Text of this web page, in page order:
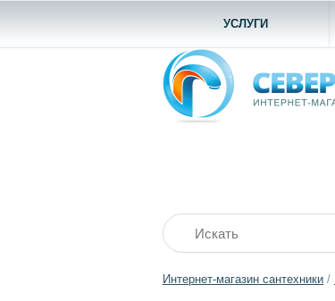
УСЛУГИ
Интернет-магазин сантехники /